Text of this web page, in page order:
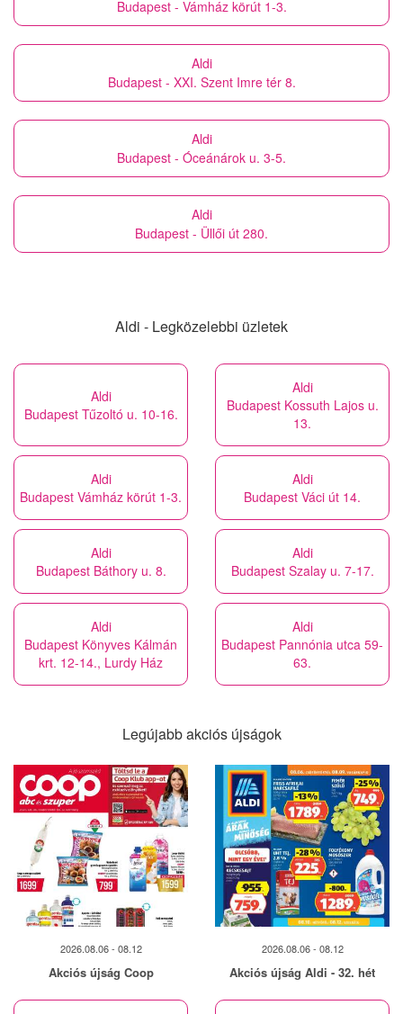
Budapest - Vámház körút 1-3.
Aldi
Budapest - XXI. Szent Imre tér 8.
Aldi
Budapest - Óceánárok u. 3-5.
Aldi
Budapest - Üllői út 280.
Aldi - Legközelebbi üzletek
Aldi
Budapest Tűzoltó u. 10-16.
Aldi
Budapest Kossuth Lajos u.
13.
Aldi
Budapest Vámház körút 1-3.
Aldi
Budapest Váci út 14.
Aldi
Budapest Báthory u. 8.
Aldi
Budapest Szalay u. 7-17.
Aldi
Budapest Könyves Kálmán
krt. 12-14., Lurdy Ház
Aldi
Budapest Pannónia utca 59-
63.
Legújabb akciós újságok
2026.08.06 - 08.12
Akciós újság Coop
2026.08.06 - 08.12
Akciós újság Aldi - 32. hét